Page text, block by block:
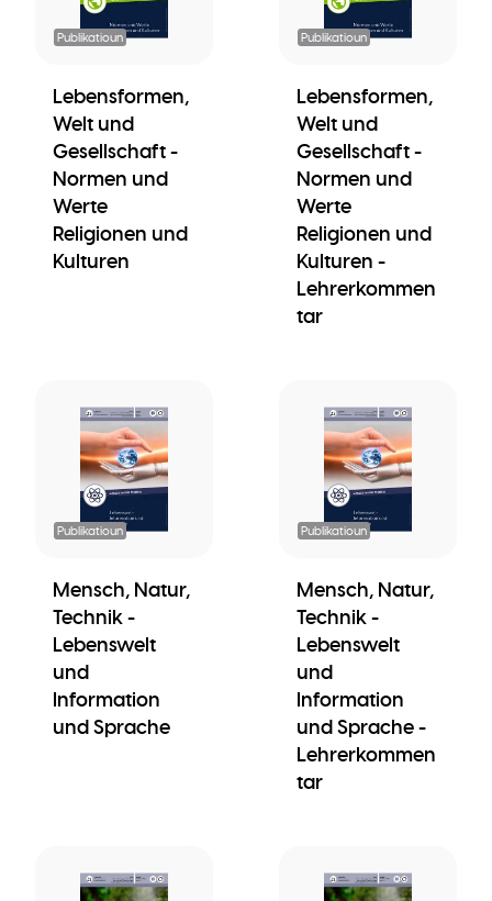
Publikatioun
Lebensformen,
Welt und
Gesellschaft -
Normen und
Werte
Religionen und
Kulturen
Publikatioun
Lebensformen,
Welt und
Gesellschaft -
Normen und
Werte
Religionen und
Kulturen -
Lehrerkommen
tar
Publikatioun
Mensch, Natur,
Technik -
Lebenswelt
und
Information
und Sprache
Publikatioun
Mensch, Natur,
Technik -
Lebenswelt
und
Information
und Sprache -
Lehrerkommen
tar